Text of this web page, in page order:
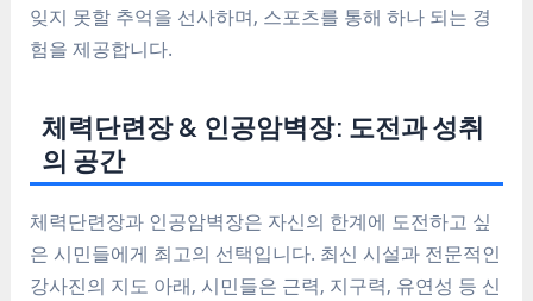
잊지 못할 추억을 선사하며, 스포츠를 통해 하나 되는 경
험을 제공합니다.
체력단련장 & 인공암벽장: 도전과 성취
의 공간
체력단련장과 인공암벽장은 자신의 한계에 도전하고 싶
은 시민들에게 최고의 선택입니다. 최신 시설과 전문적인
강사진의 지도 아래, 시민들은 근력, 지구력, 유연성 등 신